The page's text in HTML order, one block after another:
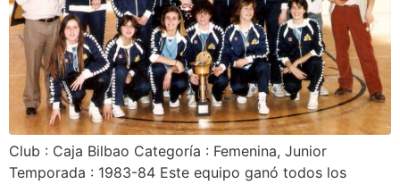
Club : Caja Bilbao Categoría : Femenina, Junior
Temporada : 1983-84 Este equipo ganó todos los